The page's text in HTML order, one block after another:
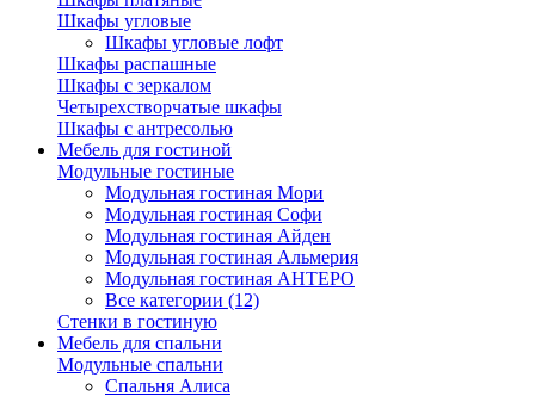
Шкафы угловые
Шкафы угловые лофт
Шкафы распашные
Шкафы с зеркалом
Четырехстворчатые шкафы
Шкафы с антресолью
Мебель для гостиной
Модульные гостиные
Модульная гостиная Мори
Модульная гостиная Софи
Модульная гостиная Айден
Модульная гостиная Альмерия
Модульная гостиная АНТЕРО
Все категории (12)
Стенки в гостиную
Мебель для спальни
Модульные спальни
Спальня Алиса